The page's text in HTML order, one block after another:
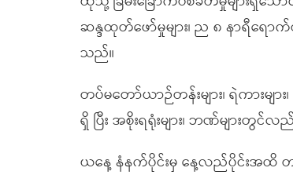
ဆန္ဒထုတ်ဖော်မှုများ၊ ည ၈ နာရီရေ
သည်။
တပ်မတော်ယာဉ်တန်းများ၊ ရဲကားမျ
ရှိ ပြီး အစိုးရရုံးများ၊ ဘဏ်များတွ
ယနေ့ နံနက်ပိုင်းမှ နေ့လည်ပိုင်းအထိ တ